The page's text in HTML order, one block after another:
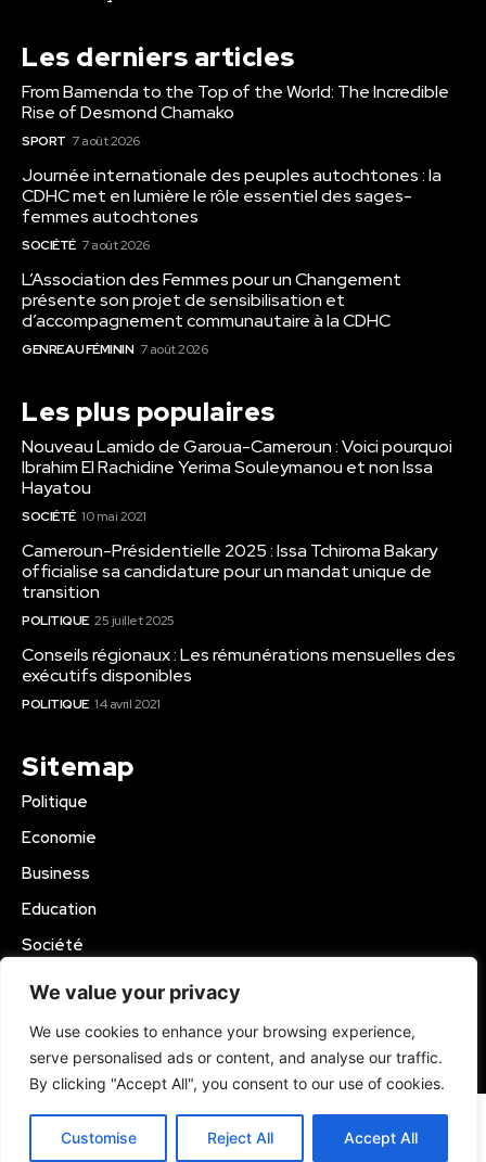
We value your privacy
We use cookies to enhance your browsing experience,
serve personalised ads or content, and analyse our traffic.
By clicking "Accept All", you consent to our use of cookies.
Customise Reject All Accept All
Les derniers articles
From Bamenda to the Top of the World: The Incredible
Rise of Desmond Chamako
SPORT 7 août 2026
Journée internationale des peuples autochtones : la
CDHC met en lumière le rôle essentiel des sages-
femmes autochtones
SOCIÉTÉ 7 août 2026
L’Association des Femmes pour un Changement
présente son projet de sensibilisation et
d’accompagnement communautaire à la CDHC
GENRE AU FÉMININ 7 août 2026
Les plus populaires
Nouveau Lamido de Garoua-Cameroun : Voici pourquoi
Ibrahim El Rachidine Yerima Souleymanou et non Issa
Hayatou
SOCIÉTÉ 10 mai 2021
Cameroun-Présidentielle 2025 : Issa Tchiroma Bakary
officialise sa candidature pour un mandat unique de
transition
POLITIQUE 25 juillet 2025
Conseils régionaux : Les rémunérations mensuelles des
exécutifs disponibles
POLITIQUE 14 avril 2021
Sitemap
Politique
Economie
Business
Education
Société
Sport
© 2024 Kamer Infos+. All Rights Reserved.